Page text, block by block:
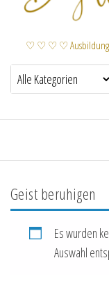
♡ ♡ ♡ ♡
Geist beruhigen
Es wurden
Auswahl